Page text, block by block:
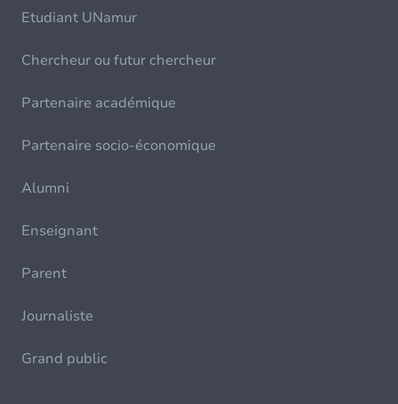
Etudiant UNamur
Chercheur ou futur chercheur
Partenaire académique
Partenaire socio-économique
Alumni
Enseignant
Parent
Journaliste
Grand public